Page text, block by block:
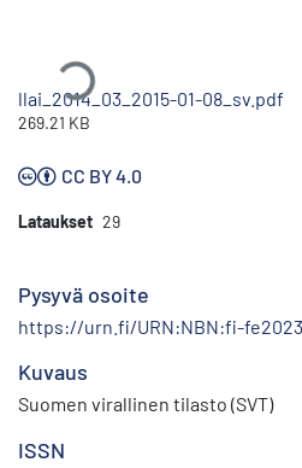
Ladataan...
llai_2014_03_2015-01-08_sv.pdf
269.21 KB
CC BY 4.0
Lataukset 29
Pysyvä osoite
https://urn.fi/URN:NBN:fi-
Kuvaus
Suomen virallinen tilasto (SVT)
ISSN